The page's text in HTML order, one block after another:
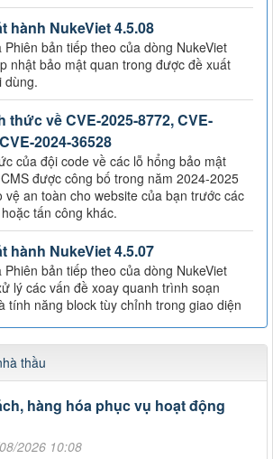
hành NukeViet 4.5.08
Phiên bản tiếp theo của dòng NukeViet
nhật bảo mật quan trong được đề xuất
dùng.
thức về CVE-2025-8772, CVE-
2024-36528
của đội code về các lỗ hổng bảo mật
được công bố trong năm 2024-2025
vệ an toàn cho website của bạn trước các
tấn công khác.
hành NukeViet 4.5.07
Phiên bản tiếp theo của dòng NukeViet
lý các vấn đề xoay quanh trình soạn
tính năng block tùy chỉnh trong giao diện
thầu
hàng hóa phục vụ hoạt động
2026 10:08